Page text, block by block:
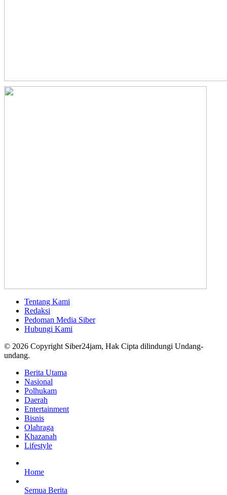
Tentang Kami
Redaksi
Pedoman Media Siber
Hubungi Kami
© 2026 Copyright Siber24jam, Hak Cipta dilindungi Undang-
undang.
Berita Utama
Nasional
Polhukam
Daerah
Entertainment
Bisnis
Olahraga
Khazanah
Lifestyle
Home
Semua Berita